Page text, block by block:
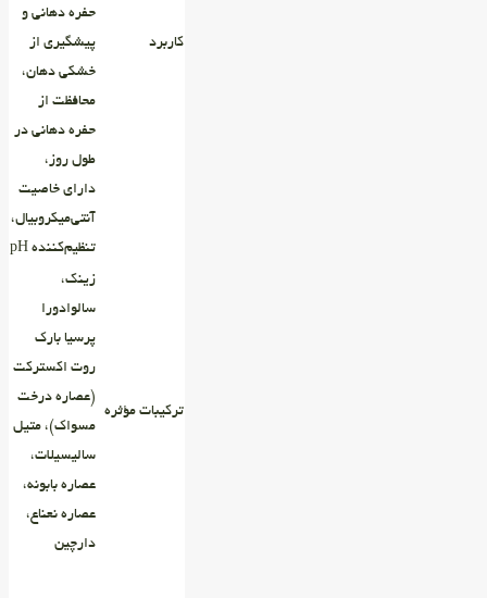
کاربرد
حفره‌ دهانی و
پیشگیری از
خشکی دهان،
محافظت از
حفره‌ دهانی در
طول روز،
دارای خاصیت
آنتی‌میکروبیال،
تنظیم‌کننده pH
ترکیبات مؤثره
زینک،
سالوادورا
پرسیا بارک
روت اکسترکت
(عصاره درخت
مسواک)، متیل
سالیسیلات،
عصاره بابونه،
عصاره نعناع،
دارچین